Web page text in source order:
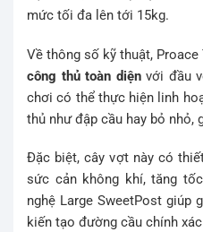
mức tối đa lên tới 15kg.
Về thông số kỹ thuật,
công thủ toàn diệnvới đầu
chơi có thể thực hiện linh
thủ như đập cầu hay bỏ nhỏ,
Đặc biệt, cây vợt này có
sức cản không khí, tăng
nghệ Large SweetPost giúp
kiến tạo đường cầu chính